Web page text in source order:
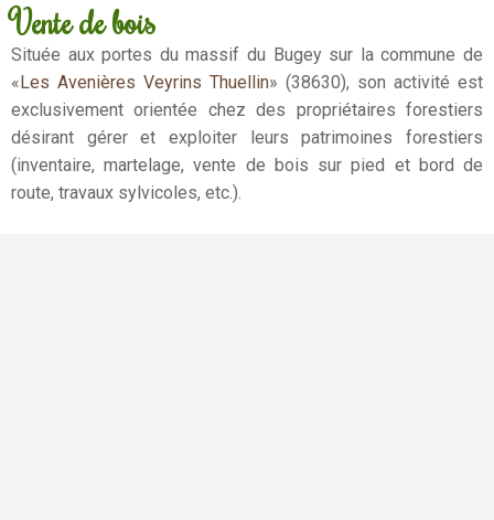
Vente de bois
Située aux portes du massif du Bugey sur la commune de
« Les Avenières Veyrins Thuellin» (38630), son activité est
exclusivement orientée chez des propriétaires forestiers
désirant gérer et exploiter leurs patrimoines forestiers
(inventaire, martelage, vente de bois sur pied et bord de
route, travaux sylvicoles, etc.).